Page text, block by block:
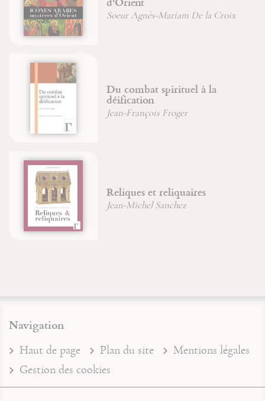
Soeur Agnès-Mariam De la Croix
Du combat spirituel à la
déification
Jean-François Froger
Reliques et reliquaires
Jean-Michel Sanchez
Navigation
Haut de page Plan du site
Mentions légales
Gestion des cookies